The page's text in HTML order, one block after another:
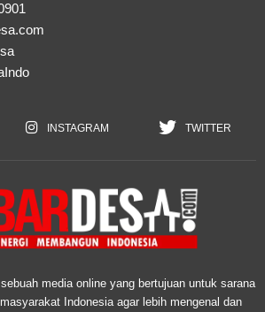
INSTAGRAM TWITTER
media online yang bertujuan untuk sarana
Indonesia agar lebih mengenal dan